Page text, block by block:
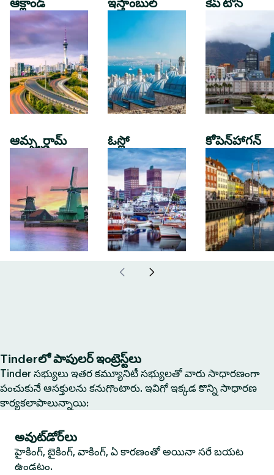
ఆక్లాండ్
ఆమ్స్టర్డామ్
ఇస్తాంబుల్
ఓస్లో
కేప్ టౌన్
కోపెన్‌హాగన్
Tinderలో పాపులర్ ఇంట్రెస్ట్‌లు
Tinder సభ్యులు ఇతర కమ్యూనిటీ సభ్యులతో వారు సాధారణంగా
పంచుకునే ఆసక్తులను కనుగొంటారు. ఇవిగో ఇక్కడ కొన్ని సాధారణ
కార్యకలాపాలున్నాయి:
అవుట్‌డోర్‌లు
హైకింగ్, బైకింగ్, వాకింగ్, ఏ కారణంతో అయినా సరే బయట
ఉండటం.